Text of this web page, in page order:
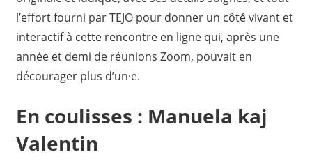
l’effort fourni par TEJO pour donner un côté vivant et
interactif à cette rencontre en ligne qui, après une
année et demi de réunions Zoom, pouvait en
décourager plus d’un·e.
En coulisses : Manuela kaj
Valentin